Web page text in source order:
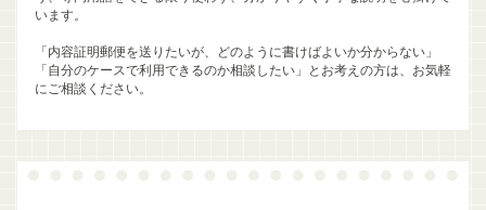
います。
「内容証明郵便を送りたいが、どのように書けばよいか分からない」
「自分のケースで利用できるのか相談したい」とお考えの方は、お気軽
にご相談ください。